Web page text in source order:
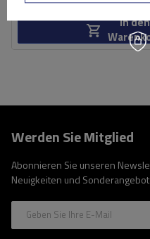
In den
Werden Sie Mitglied
Abonnieren Sie unseren
Neuigkeiten und
Geben Sie Ihre E-Mail